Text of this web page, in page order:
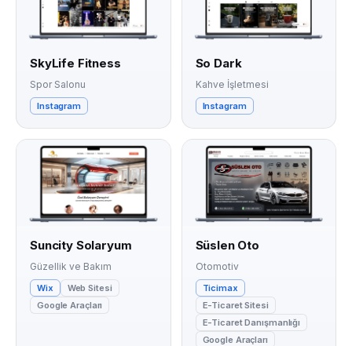
SkyLife Fitness
Spor Salonu
Instagram
So Dark
Kahve İşletmesi
Instagram
Suncity Solaryum
Güzellik ve Bakım
Wix
Web Sitesi
Google Araçları
Süslen Oto
Otomotiv
Ticimax
E-Ticaret Sitesi
E-Ticaret Danışmanlığı
Google Araçları